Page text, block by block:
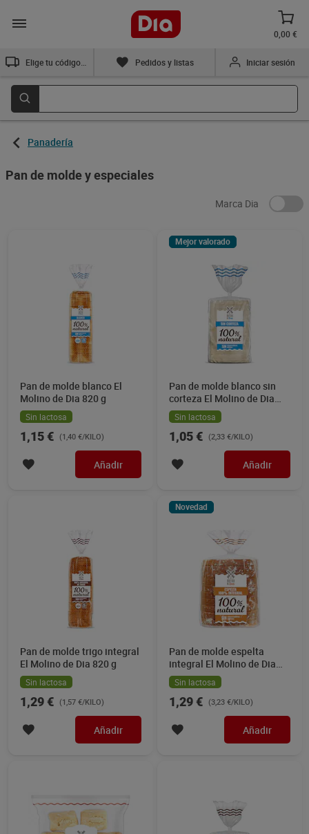
0,00 €
Pedidos y listas Iniciar sesión
Panadería
Pan de molde y especiales
Marca Dia
Pan de molde blanco El
Molino de Dia 820 g
Sin lactosa
1,15 € (1,40 €/KILO)
Añadir
Mejor valorado
Pan de molde blanco sin
corteza El Molino de Dia
450 g
Sin lactosa
1,05 € (2,33 €/KILO)
Añadir
Pan de molde trigo integral
El Molino de Dia 820 g
Sin lactosa
1,29 € (1,57 €/KILO)
Añadir
Novedad
Pan de molde espelta
integral El Molino de Dia
400 g
Sin lactosa
1,29 € (3,23 €/KILO)
Añadir